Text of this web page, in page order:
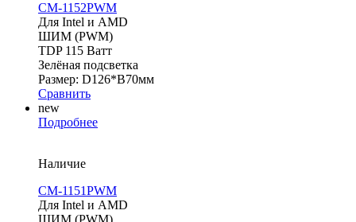
CM-1152PWM
Для Intel и AMD
ШИМ (PWM)
TDP 115 Ватт
Зелёная подсветка
Размер: D126*В70мм
Сравнить
new
Подробнее
Наличие
CM-1151PWM
Для Intel и AMD